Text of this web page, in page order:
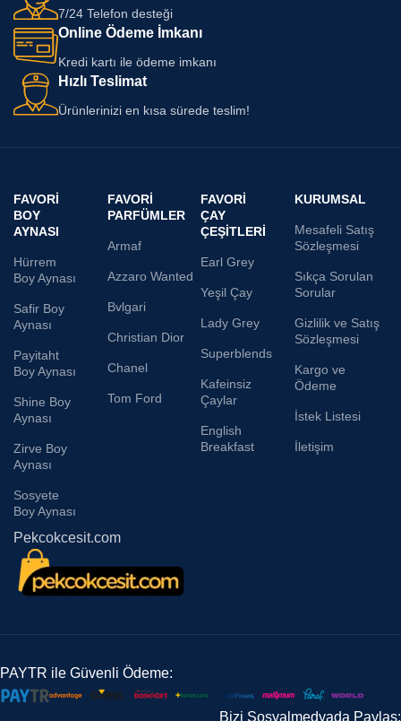
7/24 Telefon desteği
Online Ödeme İmkanı
Kredi kartı ile ödeme imkanı
Hızlı Teslimat
Ürünlerinizi en kısa sürede teslim!
FAVORI
BOY
AYNASI
Hürrem
Boy Aynası
Safir Boy
Aynası
Payitaht
Boy Aynası
Shine Boy
Aynası
Zirve Boy
Aynası
Sosyete
Boy Aynası
FAVORI
PARFÜMLER
Armaf
Azzaro Wanted
Bvlgari
Christian Dior
Chanel
Tom Ford
FAVORI
ÇAY
ÇEŞITLERI
Earl Grey
Yeşil Çay
Lady Grey
Superblends
Kafeinsiz
Çaylar
English
Breakfast
KURUMSAL
Mesafeli Satış
Sözleşmesi
Sıkça Sorulan
Sorular
Gizlilik ve Satış
Sözleşmesi
Kargo ve
Ödeme
İstek Listesi
İletişim
Pekcokcesit.com
PAYTR ile Güvenli Ödeme:
Bizi Sosyalmedyada Paylaş: